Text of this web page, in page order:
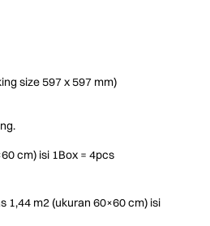
size 597 x 597 mm)
cm) isi 1Box = 4pcs
1,44 m2 (ukuran 60×60 cm) isi